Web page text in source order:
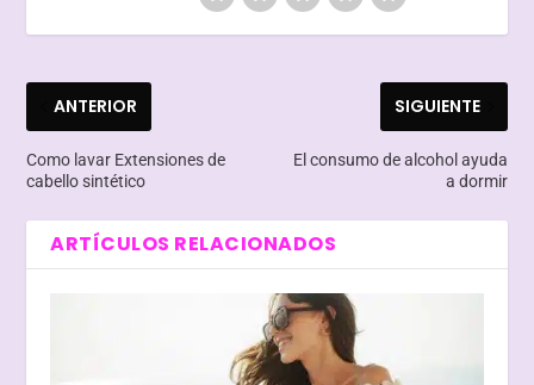
ANTERIOR
Como lavar Extensiones de
cabello sintético
SIGUIENTE
El consumo de alcohol ayuda
a dormir
ARTÍCULOS RELACIONADOS